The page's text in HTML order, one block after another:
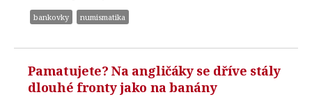
bankovky numismatika
Pamatujete? Na angličáky se dříve stály
dlouhé fronty jako na banány